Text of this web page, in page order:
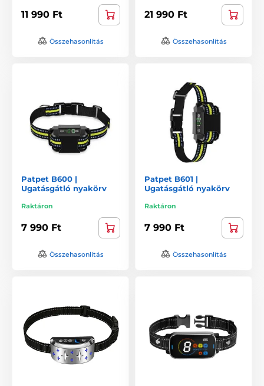
11 990 Ft
Összehasonlítás
21 990 Ft
Összehasonlítás
Patpet B600 |
Ugatásgátló nyakörv
Raktáron
7 990 Ft
Összehasonlítás
Patpet B601 |
Ugatásgátló nyakörv
Raktáron
7 990 Ft
Összehasonlítás